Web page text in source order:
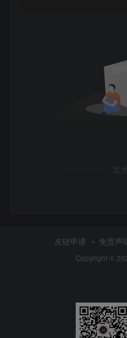
暂
友链申请 免责声
Copyright ©